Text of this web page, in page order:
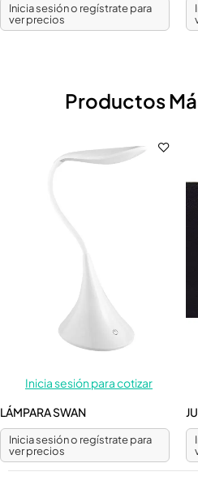
Inicia sesión o regístrate para
ver precios
Productos
Inicia sesión para cotizar
LÁMPARA SWAN
Inicia sesión o regístrate para
ver precios